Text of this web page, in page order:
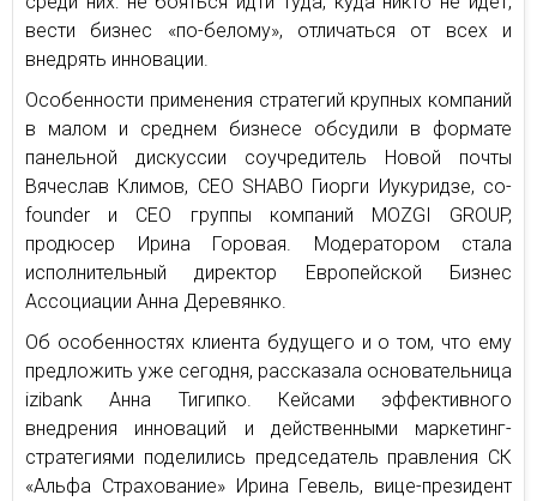
вести бизнес «по-белому», отличаться от всех и
внедрять инновации.
Особенности применения стратегий крупных компаний
в малом и среднем бизнесе обсудили в формате
панельной дискуссии соучредитель Новой почты
Вячеслав Климов, СЕО SHABO Гиорги Иукуридзе, co-
founder и CEO группы компаний MOZGI GROUP,
продюсер Ирина Горовая. Модератором стала
исполнительный директор Европейской Бизнес
Ассоциации Анна Деревянко.
Об особенностях клиента будущего и о том, что ему
предложить уже сегодня, рассказала основательница
izibank Анна Тигипко. Кейсами эффективного
внедрения инноваций и действенными маркетинг-
стратегиями поделились председатель правления СК
«Альфа Страхование» Ирина Гевель, вице-президент